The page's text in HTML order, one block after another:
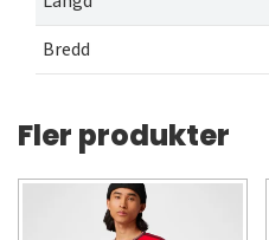
Bredd
Fler produkter